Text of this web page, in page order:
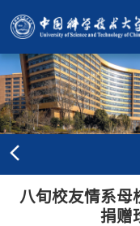
八旬校友情系
捐赠